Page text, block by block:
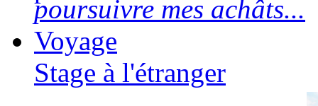
poursuivre mes achâts...
Voyage
Stage à l'étranger